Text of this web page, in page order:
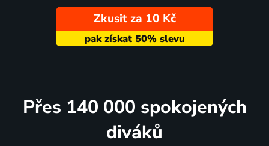
Zkusit za 10 Kč
Přes 140 000 spokojených
diváků